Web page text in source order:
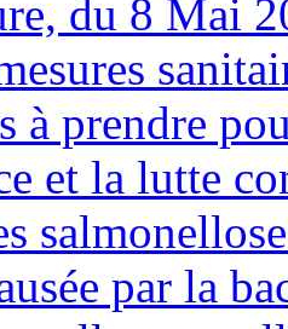
du 8 Mai
à prendre
et la lutte
par la